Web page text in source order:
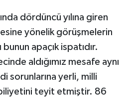
dördüncü yılına giren
yönelik görüşmelerin
apaçık ispatıdır.
aldığımız mesafe aynı
sorunlarına yerli, milli
teyit etmiştir. 86